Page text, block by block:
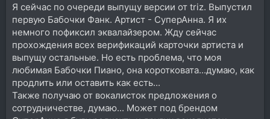
Я сейчас по очереди выпущу версии от triz. Выпустил
первую Бабочки Фанк. Артист - СуперАнна. Я их
немного пофиксил эквалайзером. Жду сейчас
прохождения всех верификаций карточки артиста и
выпущу остальные. Но есть проблема, что моя
любимая Бабочки Пиано, она коротковата...думаю, как
продлить или оставить как есть...
Также получаю от вокалисток предложения о
сотрудничестве, думаю... Может под брендом